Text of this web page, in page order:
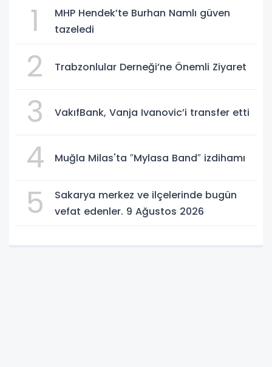
1
MHP Hendek’te Burhan Namlı güven
tazeledi
2 Trabzonlular Derneği’ne Önemli Ziyaret
3 VakıfBank, Vanja Ivanovic’i transfer etti
4 Muğla Milas'ta ″Mylasa Band″ izdihamı
5
Sakarya merkez ve ilçelerinde bugün
vefat edenler. 9 Ağustos 2026